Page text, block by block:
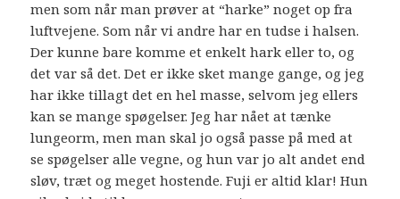
men som når man prøver at “harke” noget op fra
luftvejene. Som når vi andre har en tudse i halsen.
Der kunne bare komme et enkelt hark eller to, og
det var så det. Det er ikke sket mange gange, og jeg
har ikke tillagt det en hel masse, selvom jeg ellers
kan se mange spøgelser. Jeg har nået at tænke
lungeorm, men man skal jo også passe på med at
se spøgelser alle vegne, og hun var jo alt andet end
sløv, træt og meget hostende. Fuji er altid klar! Hun